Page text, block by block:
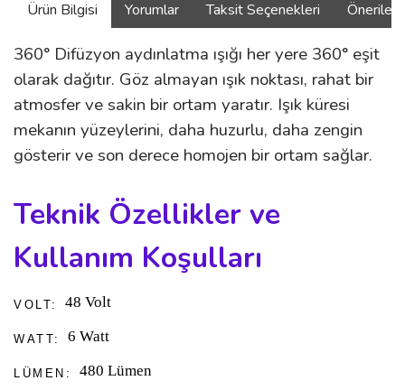
Ürün Bilgisi Yorumlar Taksit Seçenekleri
360° Difüzyon aydınlatma ışığı her yere 360° eşit
olarak dağıtır. Göz almayan ışık noktası, rahat bir
atmosfer ve sakin bir ortam yaratır. Işık küresi
mekanın yüzeylerini, daha huzurlu, daha zengin
gösterir ve son derece homojen bir ortam sağlar.
Teknik Özellikler ve
Kullanım Koşulları
VOLT: 48 Volt
WATT: 6 Watt
LÜMEN: 480 Lümen